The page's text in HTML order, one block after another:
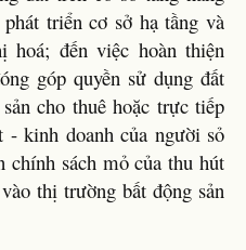
triển cơ sở hạ tầng và
hoá; đến việc hoàn thiện
góp quyền sử dụng đất
cho thuê hoặc trực tiếp
- kinh doanh của người sỏ
chính sách mỏ của thu hút
thị trường bất động sản